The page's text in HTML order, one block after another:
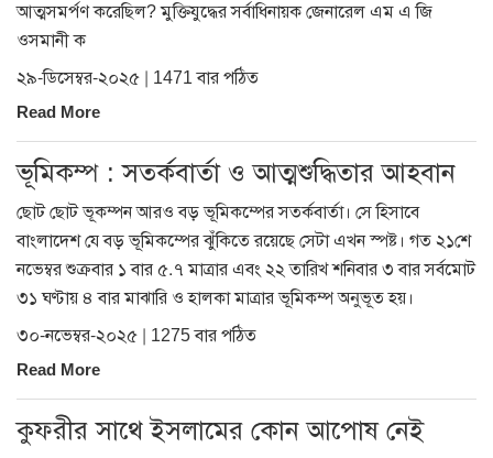
আত্মসমর্পণ করেছিল? মুক্তিযুদ্ধের সর্বাধিনায়ক জেনারেল এম এ জি
ওসমানী ক
২৯-ডিসেম্বর-২০২৫ | 1471 বার পঠিত
Read More
ভূমিকম্প : সতর্কবার্তা ও আত্মশুদ্ধিতার আহবান
ছোট ছোট ভূকম্পন আরও বড় ভূমিকম্পের সতর্কবার্তা। সে হিসাবে
বাংলাদেশ যে বড় ভূমিকম্পের ঝুঁকিতে রয়েছে সেটা এখন স্পষ্ট। গত ২১শে
নভেম্বর শুক্রবার ১ বার ৫.৭ মাত্রার এবং ২২ তারিখ শনিবার ৩ বার সর্বমোট
৩১ ঘণ্টায় ৪ বার মাঝারি ও হালকা মাত্রার ভূমিকম্প অনুভূত হয়।
৩০-নভেম্বর-২০২৫ | 1275 বার পঠিত
Read More
কুফরীর সাথে ইসলামের কোন আপোষ নেই